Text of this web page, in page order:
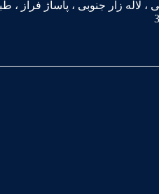
زار جنوبی ، پاساژ فراز ، طبقه 2 ،